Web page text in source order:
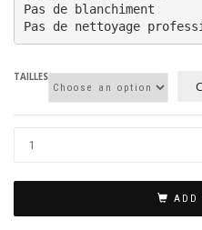
Pas de blanchiment
Pas de nettoyage
TAILLES
ADD